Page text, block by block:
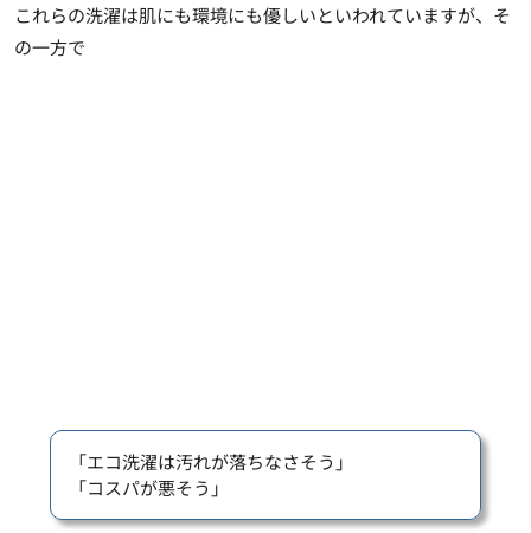
これらの洗濯は肌にも環境にも優しいといわれていますが、そ
の一方で
「エコ洗濯は汚れが落ちなさそう」
「コスパが悪そう」